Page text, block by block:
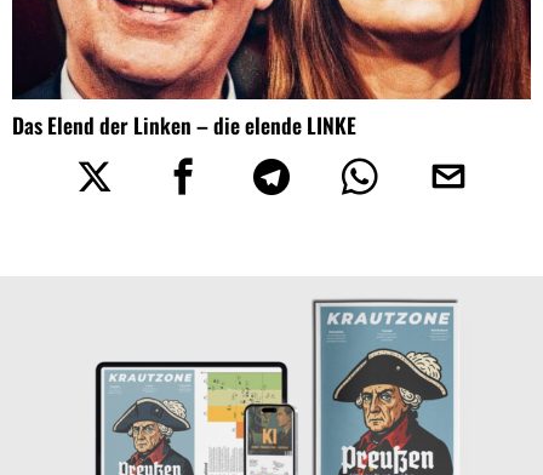
Das Elend der Linken – die elende LINKE